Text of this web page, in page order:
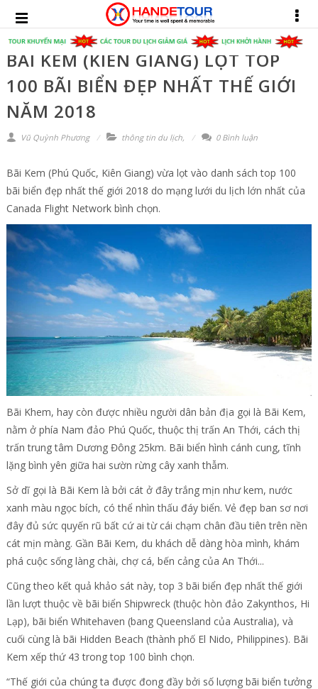
BÃI KEM (KIÊN GIANG) LỌT TOP
100 BÃI BIỂN ĐẸP NHẤT THẾ GIỚI
NĂM 2018
Vũ Quỳnh Phương thông tin du lịch, 0 Bình luận
Bãi Kem (Phú Quốc, Kiên Giang) vừa lọt vào danh sách top 100
bãi biển đẹp nhất thế giới 2018 do mạng lưới du lịch lớn nhất của
Canada Flight Network bình chọn.
Bãi Khem, hay còn được nhiều người dân bản địa gọi là Bãi Kem,
nằm ở phía Nam đảo Phú Quốc, thuộc thị trấn An Thới, cách thị
trấn trung tâm Dương Đông 25km. Bãi biển hình cánh cung, tĩnh
lặng bình yên giữa hai sườn rừng cây xanh thẫm.
Sở dĩ gọi là Bãi Kem là bởi cát ở đây trắng mịn như kem, nước
xanh màu ngọc bích, có thể nhìn thấu đáy biển. Vẻ đẹp ban sơ nơi
đây đủ sức quyến rũ bất cứ ai từ cái chạm chân đầu tiên trên nền
cát mịn màng. Gần Bãi Kem, du khách dễ dàng hòa mình, khám
phá cuộc sống làng chài, chợ cá, bến cảng của An Thới...
Cũng theo kết quả khảo sát này, top 3 bãi biển đẹp nhất thế giới
lần lượt thuộc về bãi biển Shipwreck (thuộc hòn đảo Zakynthos, Hi
Lạp), bãi biển Whitehaven (bang Queensland của Australia), và
cuối cùng là bãi Hidden Beach (thành phố El Nido, Philippines). Bãi
Kem xếp thứ 43 trong top 100 bình chọn.
“Thế giới của chúng ta được đong đầy bởi số lượng bãi biển tưởng